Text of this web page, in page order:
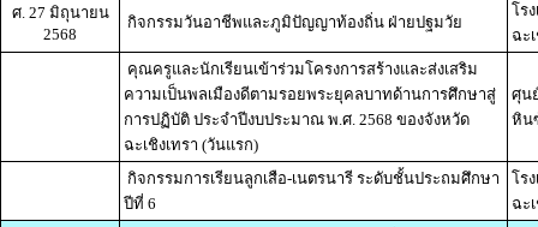
ศ. 27 มิถุนายน
2568
กิจกรรมวันอาชีพและภูมิปัญญาท้องถิ่น ฝ่ายปฐมวัย
โร
ฉะ
คุณครูและนักเรียนเข้าร่วมโครงการสร้างและส่งเสริม
ความเป็นพลเมืองดีตามรอยพระยุคลบาทด้านการศึกษาสู่
การปฏิบัติ ประจำปีงบประมาณ พ.ศ. 2568 ของจังหวัด
ฉะเชิงเทรา (วันแรก)
ศุน
หิน
กิจกรรมการเรียนลูกเสือ-เนตรนารี ระดับชั้นประถมศึกษา
ปีที่ 6
โร
ฉะ